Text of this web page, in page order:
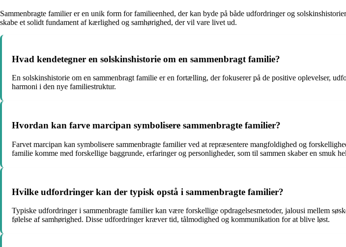
Sammenbragte familier er en unik form for familieenhed, der kan byde på både udfordringer og
skabe et solidt fundament af kærlighed og samhørighed, der vil vare livet ud.
Hvad kendetegner en solskinshistorie om en sammenbragt familie?
En solskinshistorie om en sammenbragt familie er en fortælling, der fokuserer på de positive oplevelser,
harmoni i den nye familiestruktur.
Hvordan kan farve marcipan symbolisere sammenbragte familier?
Farvet marcipan kan symbolisere sammenbragte familier ved at repræsentere mangfoldighed og
familie komme med forskellige baggrunde, erfaringer og personligheder, som til sammen skaber en smuk
Hvilke udfordringer kan der typisk opstå i sammenbragte familier?
Typiske udfordringer i sammenbragte familier kan være forskellige opdragelsesmetoder, jalousi mellem
følelse af samhørighed. Disse udfordringer kræver tid, tålmodighed og kommunikation for at blive løst.